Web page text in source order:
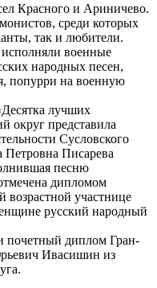
Красного и Ариничево.
среди которых
так и любители.
военные
народных песен,
попурри на военную
лучших
округ представила
Сусловского
Петровна Писарева
песню
дипломом
возрастной участнице
русский народный
почетный диплом Гран-
Ивасишин из